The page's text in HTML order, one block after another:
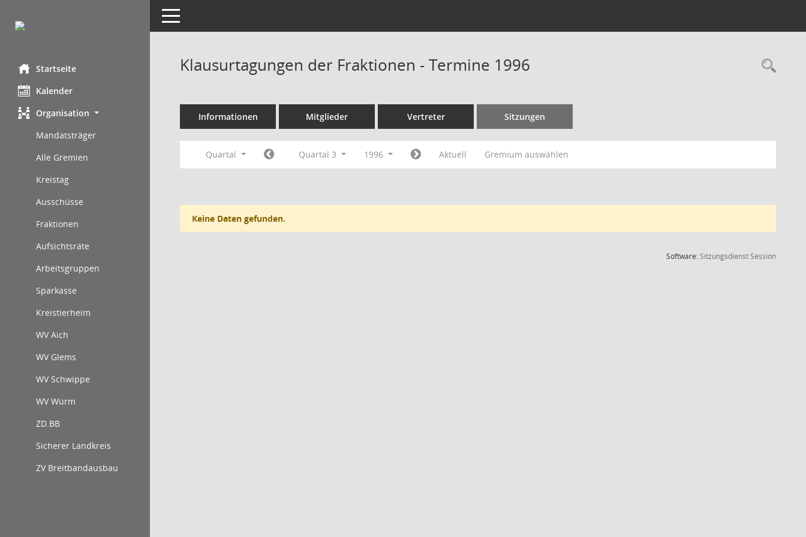
Startseite
Kalender
Organisation
Mandatsträger
Alle Gremien
Kreistag
Ausschüsse
Fraktionen
Aufsichtsräte
Arbeitsgruppen
Sparkasse
Kreistierheim
WV Aich
WV Glems
WV Schwippe
WV Würm
ZD.BB
Sicherer Landkreis
ZV Breitbandausbau
Toggle navigation
Klausurtagungen der Fraktionen - Termine 1996
Informationen Mitglieder Vertreter Sitzungen
Quartal Quartal 3 1996 Aktuell Gremium auswählen
Keine Daten gefunden.
Software:SitzungsdienstSession(Wird in